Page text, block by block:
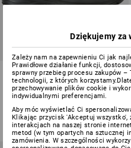
S7 Buty bezpieczne e.s.
Passau mid
od 498,03 zł
(z VAT) od 10 pary
Dziękujemy za
Zależy nam na zapewnieniu Ci jak
Prawidłowe działanie funkcji,
sprawny przebieg procesu zakupów
technologii, z których
przechowywanie plików cookie i
indywidualnymi preferencjami.
Aby móc wyświetlać Ci
Klikając przycisk 'Akceptuj
interakcjach na naszej stronie
metod (w tym opartych na sztucznej
zamówienia. W szczególności